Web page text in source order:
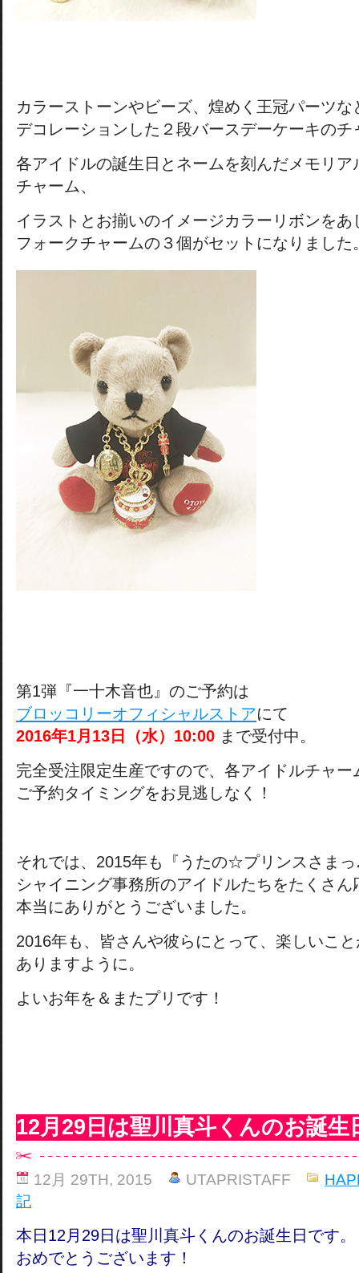
カラーストーンやビーズ、煌めく王冠パーツな
デコレーションした２段バースデーケーキのチ
各アイドルの誕生日とネームを刻んだメモリア
チャーム、
イラストとお揃いのイメージカラーリボンをあ
フォークチャームの３個がセットになりました
第1弾『一十木音也』のご予約は
ブロッコリーオフィシャルストアにて
2016年1月13日（水）10:00 まで受付中。
完全受注限定生産ですので、各アイドルチャー
ご予約タイミングをお見逃しなく！
それでは、2015年も『うたの☆プリンスさまっ
シャイニング事務所のアイドルたちをたくさん
本当にありがとうございました。
2016年も、皆さんや彼らにとって、楽しいこ
ありますように。
よいお年を＆またプリです！
12月29日は聖川真斗くんのお誕生
12月 29TH, 2015 UTAPRISTAFF
記
本日12月29日は聖川真斗くんのお誕生日です。
おめでとうございます！